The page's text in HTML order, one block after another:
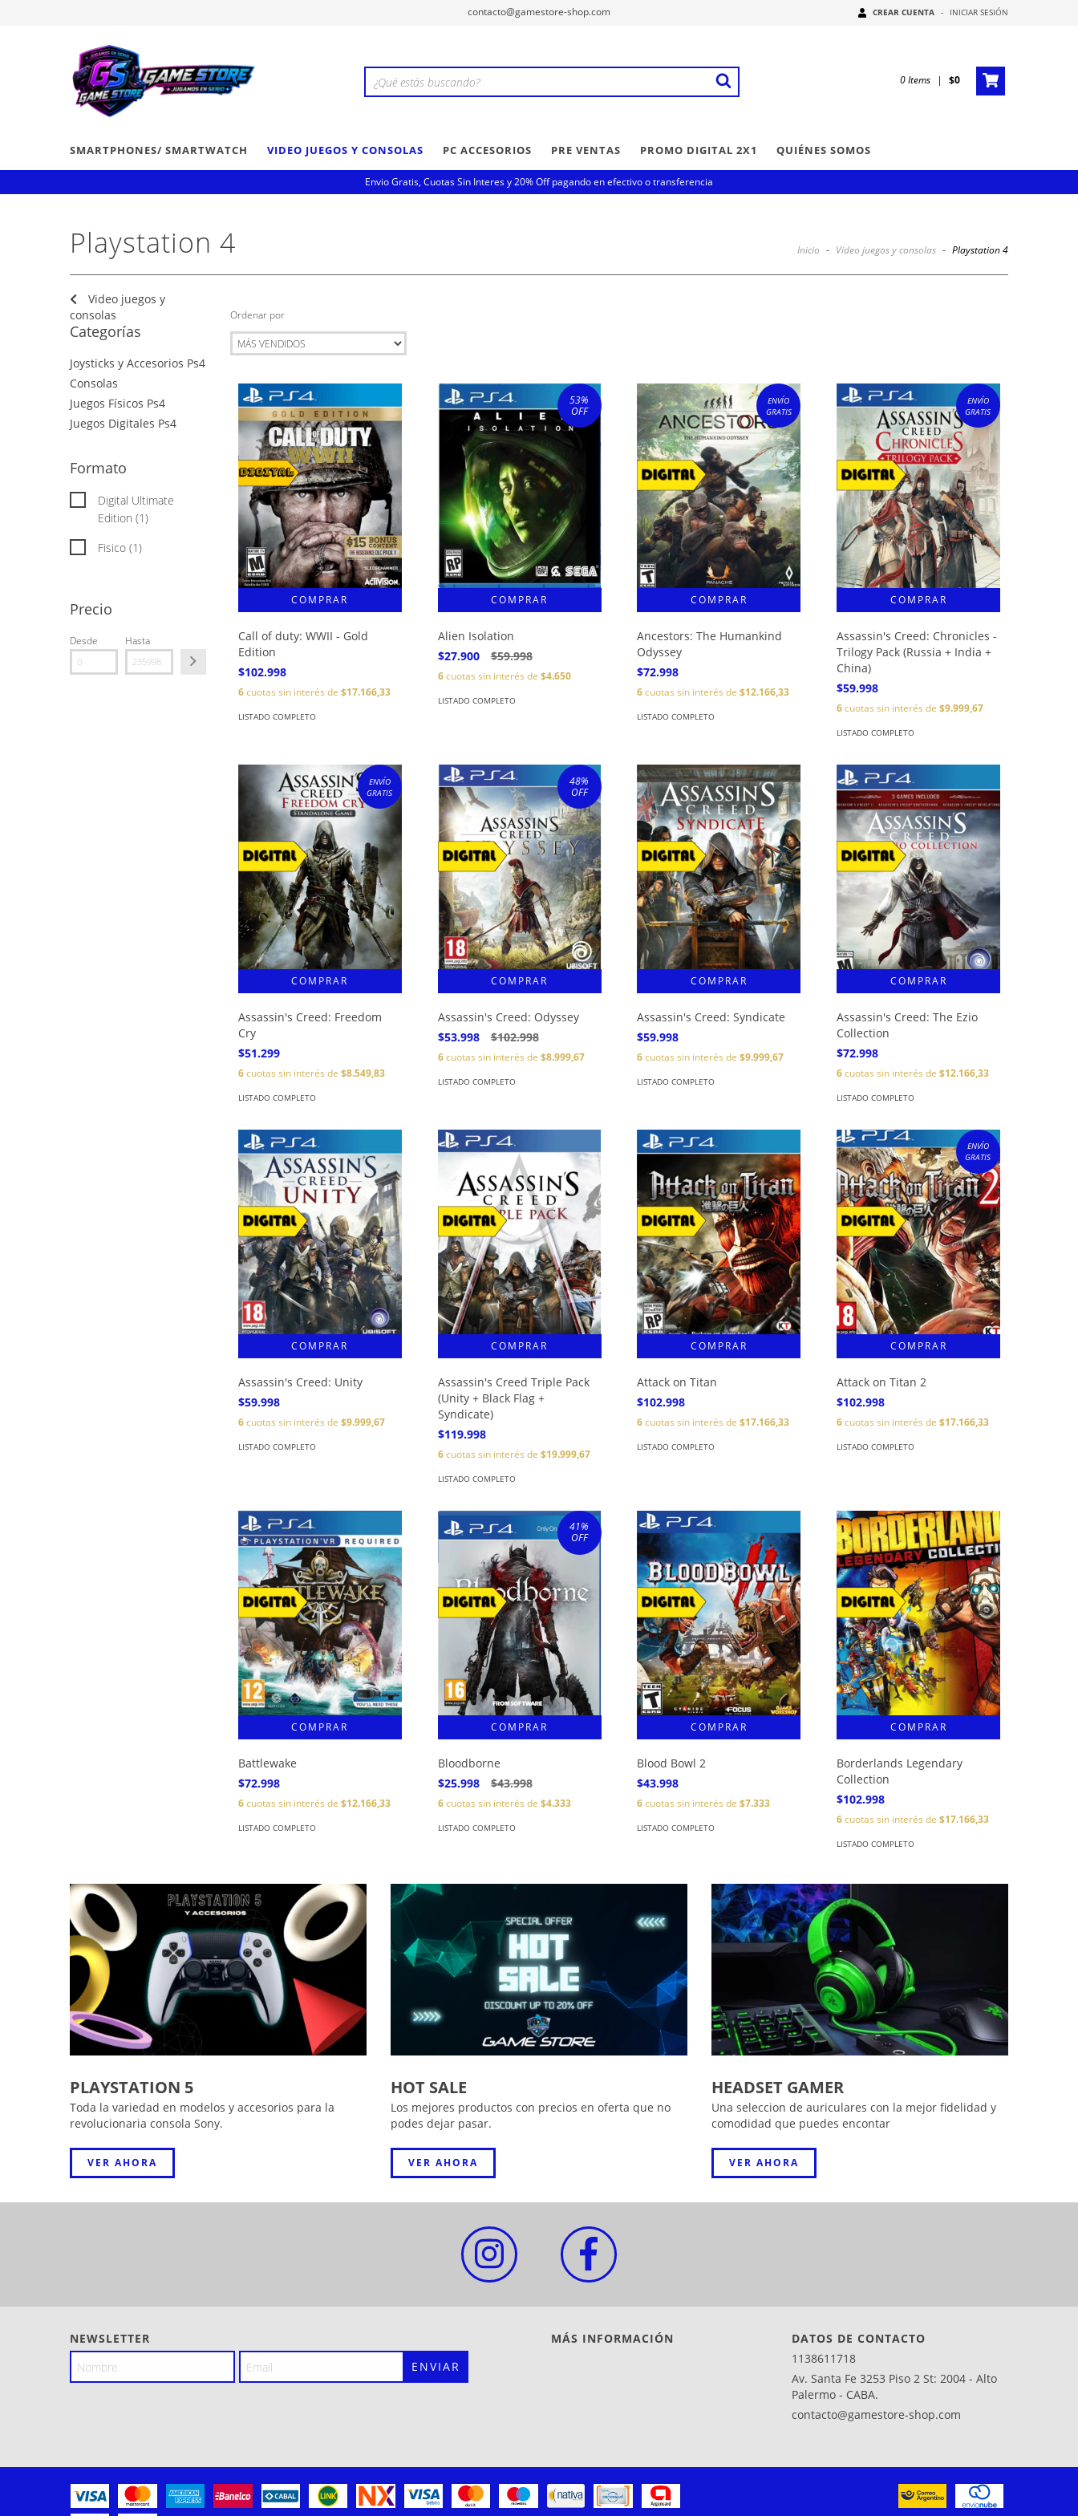
contacto@gamestore-shop.com CREAR CUENTA - INICIAR SESIÓN
0Items | $0
SMARTPHONES/ SMARTWATCH VIDEO JUEGOS Y CONSOLAS PC ACCESORIOS PRE VENTAS PROMO DIGITAL 2X1 QUIÉNES SOMOS
Envio Gratis, Cuotas Sin Interes y 20% Off pagando en efectivo o transferencia
Playstation 4 Inicio - Video juegos y consolas - Playstation 4
Video juegos y
consolas
Categorías
Joysticks y Accesorios Ps4
Consolas
Juegos Físicos Ps4
Juegos Digitales Ps4
Formato
Digital Ultimate
Edition (1)
Fisico (1)
Precio
Desde Hasta
Ordenar por
Call of duty: WWII - Gold
Edition
$102.998
6cuotas sin interés de $17.166,33
LISTADO COMPLETO
53%
OFF
Alien Isolation
$27.900
$59.998
6cuotas sin interés de $4.650
LISTADO COMPLETO
ENVÍO
GRATIS
Ancestors: The Humankind
Odyssey
$72.998
6cuotas sin interés de$12.166,33
LISTADO COMPLETO
ENVÍO
GRATIS
Assassin's Creed: Chronicles -
Trilogy Pack (Russia + India +
China)
$59.998
6cuotas sin interés de$9.999,67
LISTADO COMPLETO
ENVÍO
GRATIS
Assassin's Creed: Freedom
Cry
$51.299
6cuotas sin interés de $8.549,83
LISTADO COMPLETO
48%
OFF
Assassin's Creed: Odyssey
$53.998
$102.998
6cuotas sin interés de $8.999,67
LISTADO COMPLETO
Assassin's Creed: Syndicate
$59.998
6cuotas sin interés de$9.999,67
LISTADO COMPLETO
Assassin's Creed: The Ezio
Collection
$72.998
6cuotas sin interés de$12.166,33
LISTADO COMPLETO
Assassin's Creed: Unity
$59.998
6cuotas sin interés de $9.999,67
LISTADO COMPLETO
Assassin's Creed Triple Pack
(Unity + Black Flag +
Syndicate)
$119.998
6cuotas sin interés de $19.999,67
LISTADO COMPLETO
Attack on Titan
$102.998
6cuotas sin interés de$17.166,33
LISTADO COMPLETO
ENVÍO
GRATIS
Attack on Titan 2
$102.998
6cuotas sin interés de$17.166,33
LISTADO COMPLETO
Battlewake
$72.998
6cuotas sin interés de $12.166,33
LISTADO COMPLETO
41%
OFF
Bloodborne
$25.998
$43.998
6cuotas sin interés de $4.333
LISTADO COMPLETO
Blood Bowl 2
$43.998
6cuotas sin interés de$7.333
LISTADO COMPLETO
Borderlands Legendary
Collection
$102.998
6cuotas sin interés de$17.166,33
LISTADO COMPLETO
PLAYSTATION 5
Toda la variedad en modelos y accesorios para la
revolucionaria consola Sony.
VER AHORA
HOT SALE
Los mejores productos con precios en oferta que no
podes dejar pasar.
VER AHORA
HEADSET GAMER
Una seleccion de auriculares con la mejor fidelidad y
comodidad que puedes encontar
VER AHORA
NEWSLETTER MÁS INFORMACIÓN
DATOS DE CONTACTO
1138611718
Av. Santa Fe 3253 Piso 2 St: 2004 - Alto
Palermo - CABA.
contacto@gamestore-shop.com